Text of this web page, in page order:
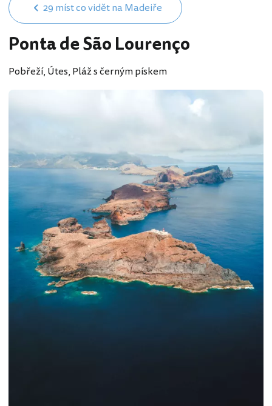
29 míst co vidět na Madeiře
Ponta de São Lourenço
Pobřeží, Útes, Pláž s černým pískem